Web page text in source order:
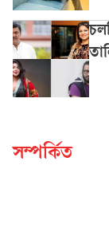
সম্পর্কিত